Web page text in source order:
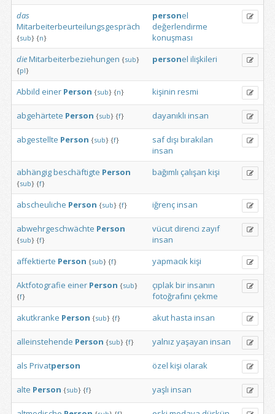
das
Mitarbeiterbeurteilungsgespräch
{sub} {n}
personel
değerlendirme
konuşması
dieMitarbeiterbeziehungen {sub}
{pl}
personel ilişkileri
Abbild einer Person {sub} {n} kişinin resmi
abgehärtete Person {sub} {f} dayanıklı insan
abgestellte Person {sub} {f} saf dışı bırakılan
insan
abhängigbeschäftigte Person
{sub} {f}
bağımlı çalışan kişi
abscheuliche Person {sub} {f} iğrençinsan
abwehrgeschwächte Person
{sub} {f}
vücut direnci zayıf
insan
affektierte Person {sub} {f} yapmacıkkişi
Aktfotografie einer Person {sub}
{f}
çıplakbirinsanın
fotoğrafını çekme
akutkranke Person {sub} {f} akuthasta insan
alleinstehende Person {sub} {f} yalnız yaşayan insan
als Privatperson özel kişi olarak
alte Person {sub} {f} yaşlı insan